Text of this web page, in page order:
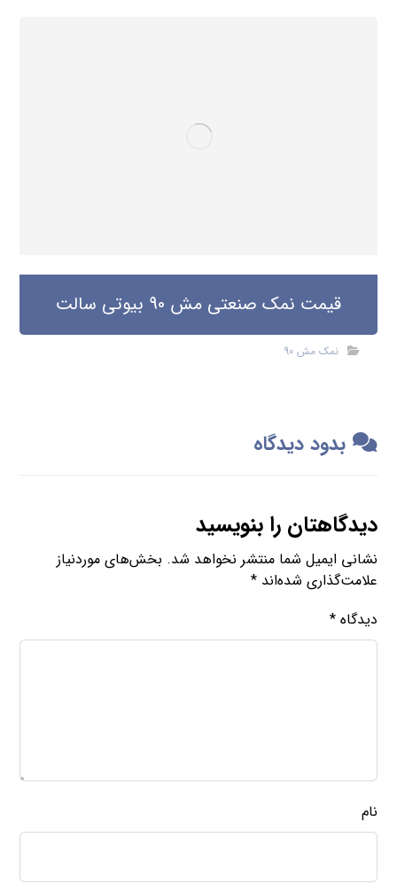
قیمت نمک صنعتی مش 90 بیوتی سالت
نمک مش 90
بدود دیدگاه
دیدگاهتان را بنویسید
نشانی ایمیل شما منتشر نخواهد شد. بخش‌های موردنیاز
علامت‌گذاری شده‌اند*
دیدگاه*
نام